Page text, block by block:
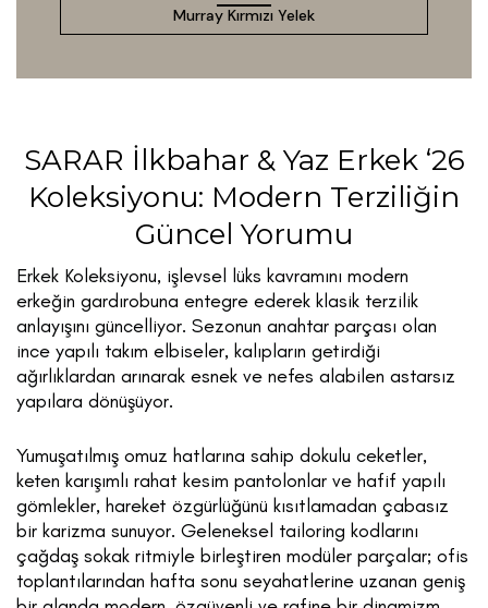
Murray Kırmızı Yelek
SARAR İlkbahar & Yaz Erkek ‘26
Koleksiyonu: Modern Terziliğin
Güncel Yorumu
Erkek Koleksiyonu, işlevsel lüks kavramını modern
erkeğin gardırobuna entegre ederek klasik terzilik
anlayışını güncelliyor. Sezonun anahtar parçası olan
ince yapılı takım elbiseler, kalıpların getirdiği
ağırlıklardan arınarak esnek ve nefes alabilen astarsız
yapılara dönüşüyor.
Yumuşatılmış omuz hatlarına sahip dokulu ceketler,
keten karışımlı rahat kesim pantolonlar ve hafif yapılı
gömlekler, hareket özgürlüğünü kısıtlamadan çabasız
bir karizma sunuyor. Geleneksel tailoring kodlarını
çağdaş sokak ritmiyle birleştiren modüler parçalar; ofis
toplantılarından hafta sonu seyahatlerine uzanan geniş